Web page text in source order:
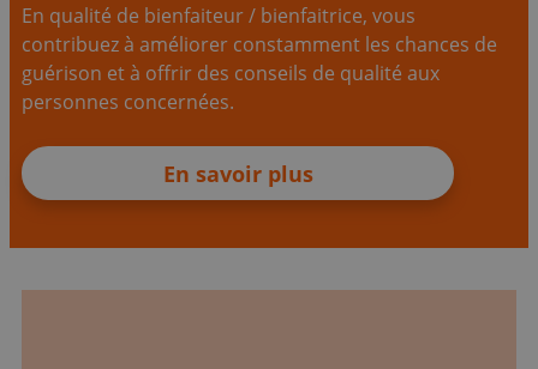
En qualité de bienfaiteur / bienfaitrice, vous
contribuez à améliorer constamment les chances de
guérison et à offrir des conseils de qualité aux
personnes concernées.
En savoir plus